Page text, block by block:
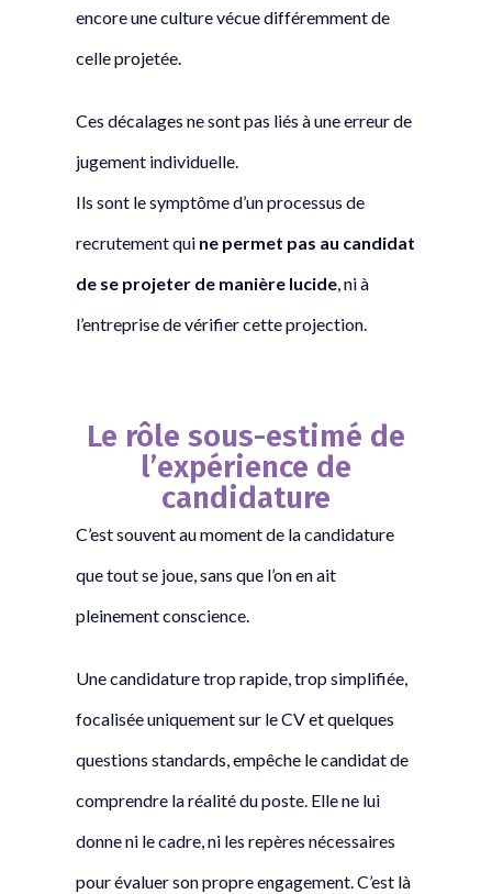
encore une culture vécue différemment de
celle projetée.
Ces décalages ne sont pas liés à une erreur de
jugement individuelle.
Ils sont le symptôme d’un processus de
recrutement qui ne permet pas au candidat
de se projeter de manière lucide, ni à
l’entreprise de vérifier cette projection.
Le rôle sous-estimé de
l’expérience de
candidature
C’est souvent au moment de la candidature
que tout se joue, sans que l’on en ait
pleinement conscience.
Une candidature trop rapide, trop simplifiée,
focalisée uniquement sur le CV et quelques
questions standards, empêche le candidat de
comprendre la réalité du poste. Elle ne lui
donne ni le cadre, ni les repères nécessaires
pour évaluer son propre engagement. C’est là